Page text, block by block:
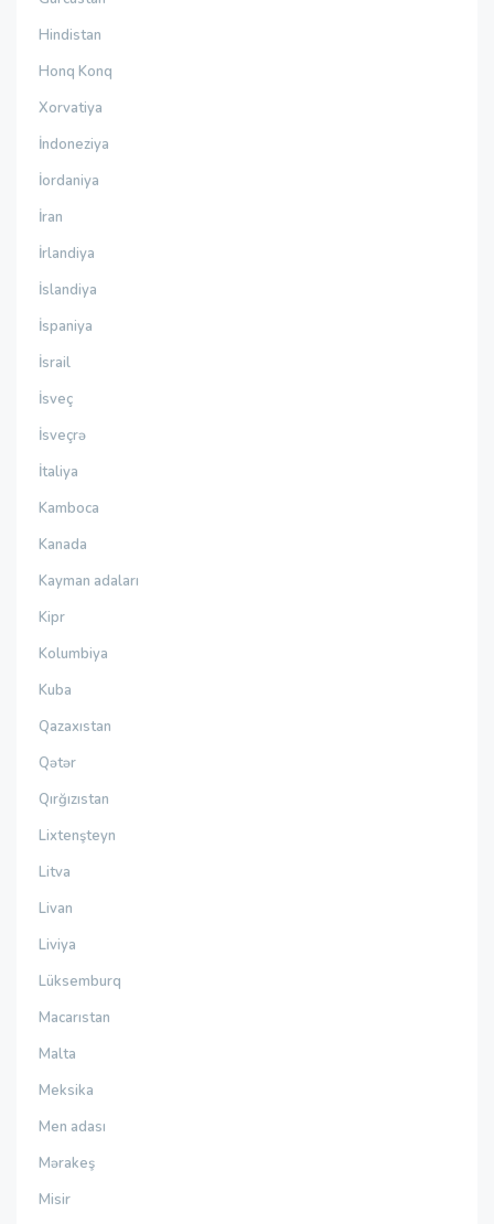
Hindistan
Honq Konq
Xorvatiya
İndoneziya
İordaniya
İran
İrlandiya
İslandiya
İspaniya
İsrail
İsveç
İsveçrə
İtaliya
Kamboca
Kanada
Kayman adaları
Kipr
Kolumbiya
Kuba
Qazaxıstan
Qətər
Qırğızıstan
Lixtenşteyn
Litva
Livan
Liviya
Lüksemburq
Macarıstan
Malta
Meksika
Men adası
Mərakeş
Misir